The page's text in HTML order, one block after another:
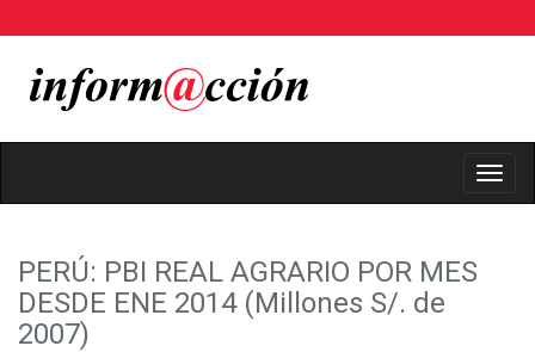
PERÚ: PBI REAL AGRARIO POR MES
DESDE ENE 2014 (Millones S/. de
2007)